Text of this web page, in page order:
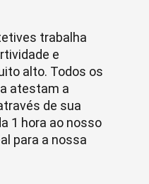
trabalha
e
alto. Todos os
atestam a
de sua
1 hora ao nosso
para a nossa